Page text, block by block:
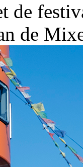
de
de